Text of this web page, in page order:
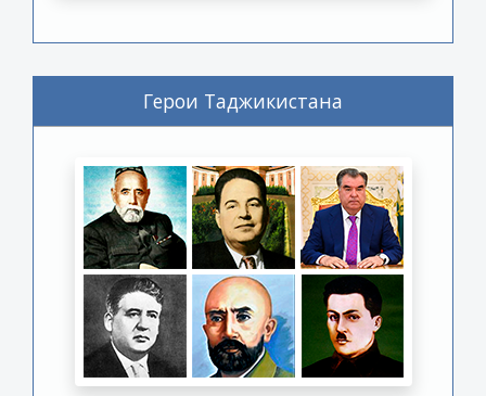
Герои Таджикистана